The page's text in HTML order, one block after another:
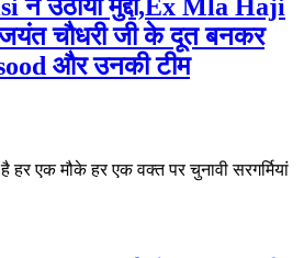
ने उठाया मुद्दा,Ex Mla Haji
चौधरी जी के दूत बनकर
और उनकी टीम
एक मौके हर एक वक्त पर चुनावी सरगर्मियां